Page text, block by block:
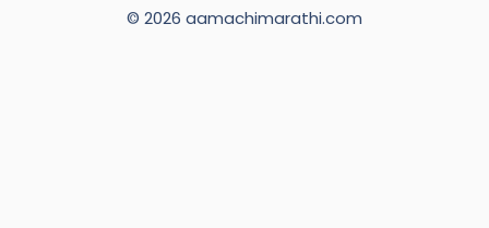
© 2026 aamachimarathi.com